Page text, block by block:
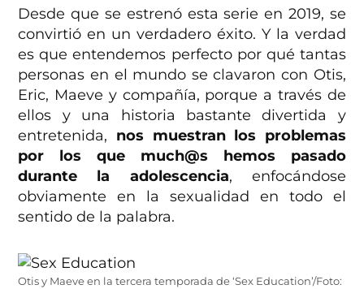
Desde que se estrenó esta serie en 2019, se
convirtió en un verdadero éxito. Y la verdad
es que entendemos perfecto por qué tantas
personas en el mundo se clavaron con Otis,
Eric, Maeve y compañía, porque a través de
ellos y una historia bastante divertida y
entretenida, nos muestran los problemas
por los que much@s hemos pasado
durante la adolescencia, enfocándose
obviamente en la sexualidad en todo el
sentido de la palabra.
Otis y Maeve en la tercera temporada de ‘Sex Education’/Foto: